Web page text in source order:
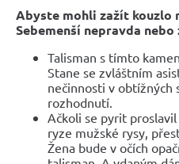
Abyste mohli zažít kouzlo
Sebemenší nepravda
Talisman s tímto
Stane se zvláštním
nečinnosti v obtížných
rozhodnutí.
Ačkoli se pyrit
ryze mužské rysy,
Žena bude v očích